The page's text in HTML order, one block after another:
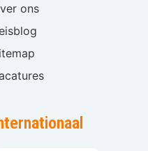
ons